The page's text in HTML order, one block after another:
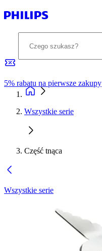
5% rabatu na pierwsze zakupy
Wszystkie serie
Część tnąca
Wszystkie serie